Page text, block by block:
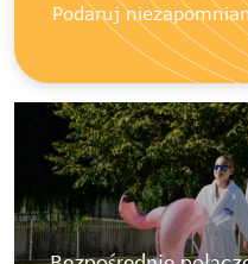
Podaruj